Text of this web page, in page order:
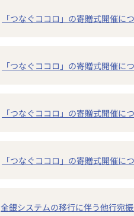
「つなぐココロ」の寄贈式開催に
「つなぐココロ」の寄贈式開催に
「つなぐココロ」の寄贈式開催に
「つなぐココロ」の寄贈式開催に
全銀システムの移行に伴う他行宛